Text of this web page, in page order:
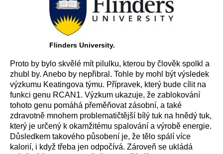
Flinders University.
Proto by bylo skvělé mít pilulku, kterou by člověk spolkl a
zhubl by. Anebo by nepřibral. Tohle by mohl být výsledek
výzkumu Keatingova týmu. Přípravek, který bude cílit na
funkci genu RCAN1. Výzkum ukazuje, že zablokování
tohoto genu pomáhá přeměňovat zásobní, a také
zdravotně mnohem problematičtější bílý tuk na hnědý tuk,
který je určený k okamžitému spalování a výrobě energie.
Důsledkem takového působení je, že tělo spálí více
kalorií, i když třeba jen odpočívá. Zároveň se ukládá